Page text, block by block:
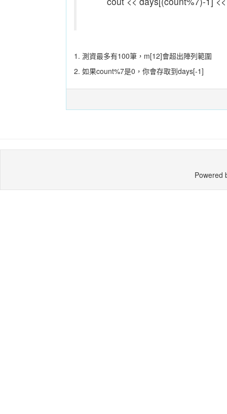
1. 測資最多有100筆，m[12]會超出陣列範圍
2. 如果count%7是0，你會存取到days[-1]
Powered